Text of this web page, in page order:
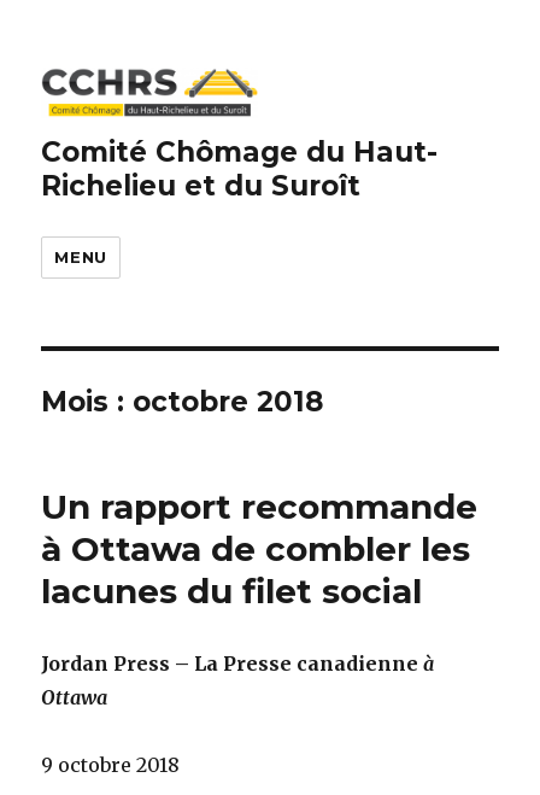
Comité Chômage du Haut-
Richelieu et du Suroît
MENU
Mois : octobre 2018
Un rapport recommande
à Ottawa de combler les
lacunes du filet social
Jordan Press – La Presse canadienneà
Ottawa
9 octobre 2018